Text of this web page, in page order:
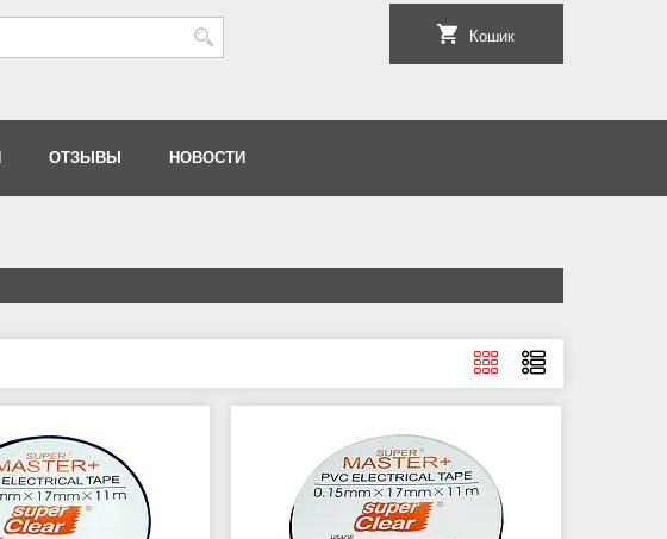
Кошик
ОТЗЫВЫ НОВОСТИ